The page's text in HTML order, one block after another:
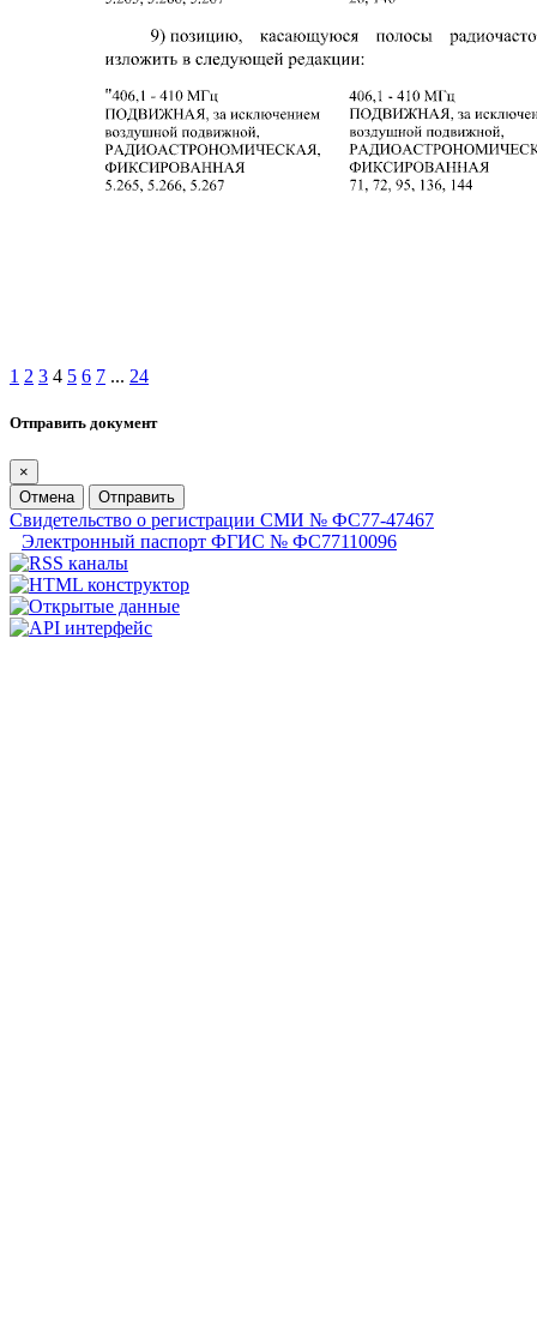
1 2 3 4 5 6 7 ... 24
Отправить документ
×
Отмена
Отправить
Свидетельство о регистрации СМИ № ФС77-47467
Электронный паспорт ФГИС № ФС77110096